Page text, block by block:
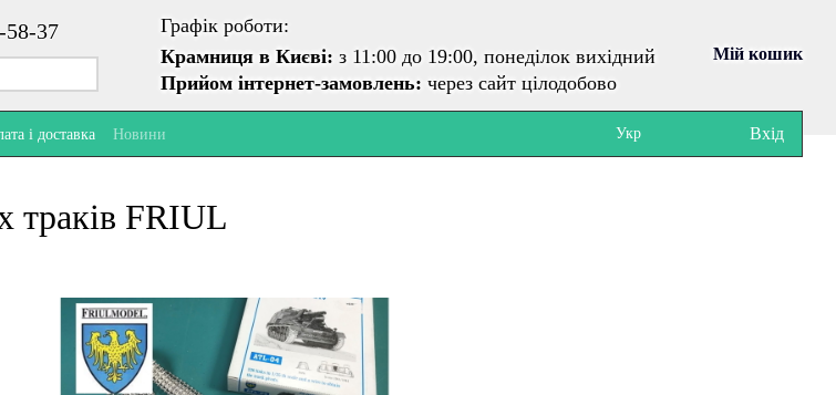
58-37
Графік роботи:
Крамниця в Києві: з 11:00 до 19:00, понеділок вихідний
Прийом інтернет-замовлень: через сайт цілодобово
Мій кошик
і доставка Новини Укр Вхід
траків FRIUL